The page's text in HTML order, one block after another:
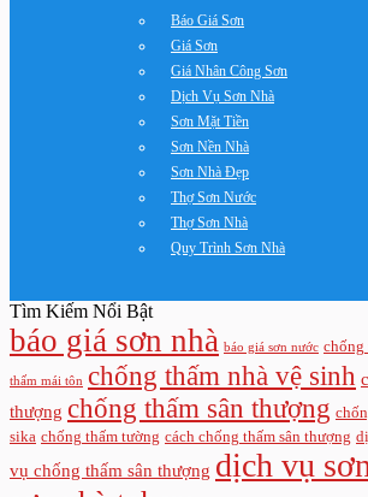
Báo Giá Sơn
Giá Sơn
Giá Nhân Công Sơn
Dịch Vụ Sơn Nhà
Sơn Mặt Tiền
Sơn Nền Nhà
Sơn Nhà Đẹp
Thợ Sơn Nước
Thợ Sơn Nhà
Quy Trình Sơn Nhà
Tìm Kiếm Nổi Bật
báo giá sơn nhà báo giá sơn nước chống
thấm mái tôn chống thấm nhà vệ sinh
thượng chống thấm sân thượng
sika chống thấm tường cách chống thấm sân thượng
vụ chống thấm sân thượng dịch vụ